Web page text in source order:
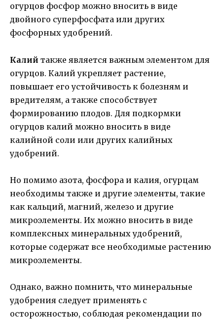
огурцов фосфор можно вносить в виде
двойного суперфосфата или других
фосфорных удобрений.
Калий также является важным элементом для
огурцов. Калий укрепляет растение,
повышает его устойчивость к болезням и
вредителям, а также способствует
формированию плодов. Для подкормки
огурцов калий можно вносить в виде
калийной соли или других калийных
удобрений.
Но помимо азота, фосфора и калия, огурцам
необходимы также и другие элементы, такие
как кальций, магний, железо и другие
микроэлементы. Их можно вносить в виде
комплексных минеральных удобрений,
которые содержат все необходимые растению
микроэлементы.
Однако, важно помнить, что минеральные
удобрения следует применять с
осторожностью, соблюдая рекомендации по